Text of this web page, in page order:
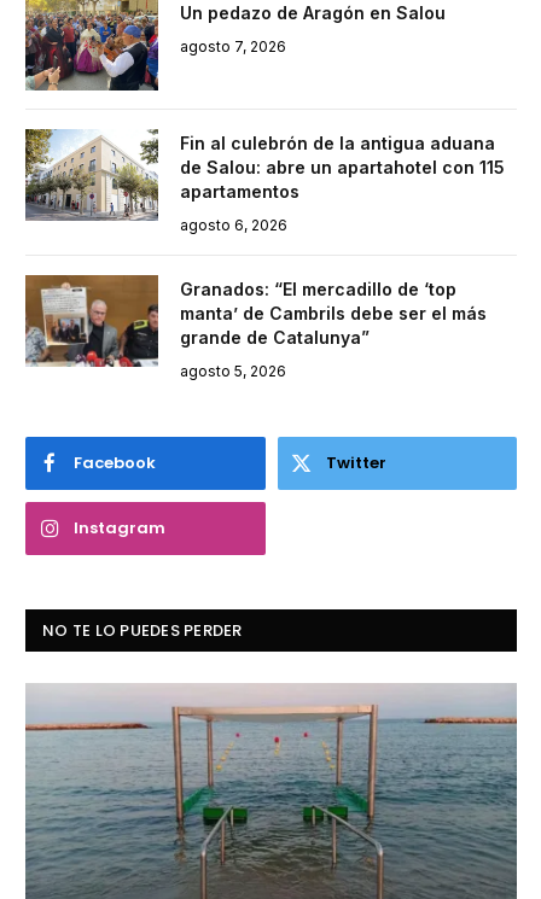
Un pedazo de Aragón en Salou
agosto 7, 2026
Fin al culebrón de la antigua aduana
de Salou: abre un apartahotel con 115
apartamentos
agosto 6, 2026
Granados: “El mercadillo de ‘top
manta’ de Cambrils debe ser el más
grande de Catalunya”
agosto 5, 2026
Facebook Twitter
Instagram
NO TE LO PUEDES PERDER